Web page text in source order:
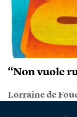
“Non vuole
Lorraine de